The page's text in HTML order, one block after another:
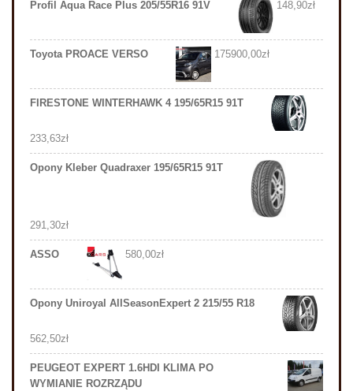
Profil Aqua Race Plus 205/55R16 91V 148,90zł
Toyota PROACE VERSO 175900,00zł
FIRESTONE WINTERHAWK 4 195/65R15 91T
233,63zł
Opony Kleber Quadraxer 195/65R15 91T
291,30zł
ASSO 580,00zł
Opony Uniroyal AllSeasonExpert 2 215/55 R18
562,50zł
PEUGEOT EXPERT 1.6HDI KLIMA PO
WYMIANIE ROZRZĄDU